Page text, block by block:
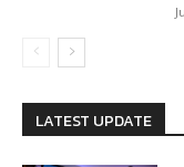
LATEST UPDATE